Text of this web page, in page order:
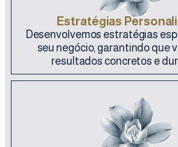
Estratégias
Desenvolvemos estratégias
seu negócio, garantindo que
resultados concretos e